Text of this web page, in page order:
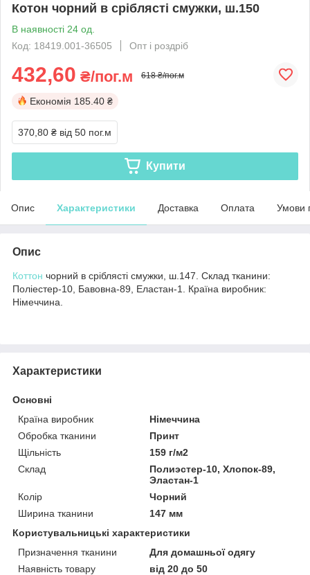
Котон чорний в сріблясті смужки, ш.150
В наявності 24 од.
Код: 18419.001-36505
Опт і роздріб
432,60 ₴/пог.м 618 ₴/пог.м
Економія 185.40 ₴
370,80 ₴ від 50 пог.м
Купити
Опис Характеристики Доставка Оплата Умови
Опис
Коттон чорний в сріблясті смужки, ш.147. Склад тканини:
Поліестер-10, Бавовна-89, Еластан-1. Країна виробник:
Німеччина.
Характеристики
Основні
Країна виробник
Німеччина
Обробка тканини
Принт
Щільність
159 г/м2
Склад
Полиэстер-10, Хлопок-89,
Эластан-1
Колір
Чорний
Ширина тканини
147 мм
Користувальницькі характеристики
Призначення тканини
Для домашньої одягу
Наявність товару
від 20 до 50